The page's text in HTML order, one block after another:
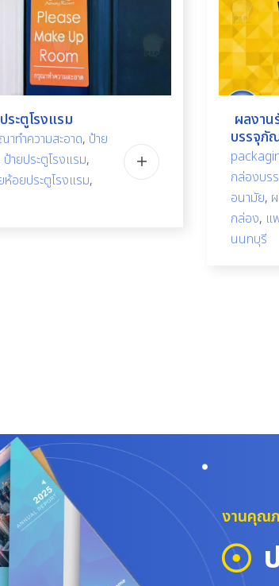
ะตูโรงแรม
าทำความสะอาด, ป้าย
ป้ายประตูโรงแรม,
ห้อยประตูโรงแรม,
ผลงาน
บรรจุภั
กล่องบ
อนามัย,
กล่อง, แ
นนทบุรี
งานคุณ